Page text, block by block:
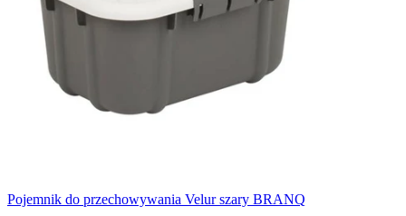
Pojemnik do przechowywania Velur szary BRANQ